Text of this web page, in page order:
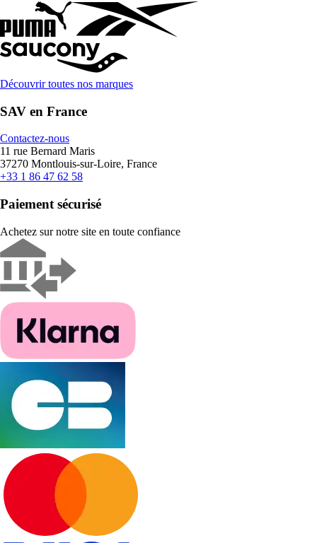
Découvrir toutes nos marques
SAV en France
Contactez-nous
11 rue Bernard Maris
37270 Montlouis-sur-Loire, France
+33 1 86 47 62 58
Paiement sécurisé
Achetez sur notre site en toute confiance